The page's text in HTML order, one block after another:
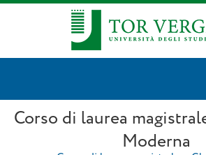
Corso di laurea
Moderna